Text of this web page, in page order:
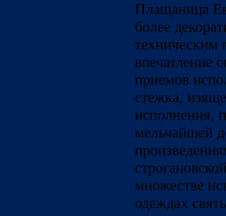
Плащаница
более
техническим
впечатление
приемов
стежка,
исполнения,
мельчайшей
множестве
одеждах